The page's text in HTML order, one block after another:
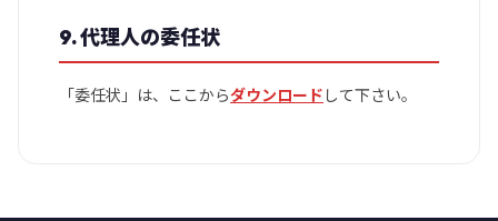
9. 代理人の委任状
「委任状」は、ここからダウンロード して下さい。